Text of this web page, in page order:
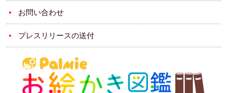
お問い合わせ
プレスリリースの送付